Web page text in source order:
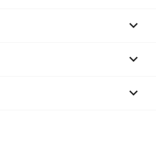

keyboard_arrow_down
